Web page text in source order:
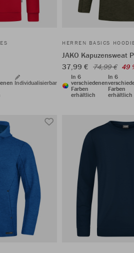
Individualisierbar
HERREN BASICS
JAKO Kapuzensweat
37,99 € 74,99 € 49
In 6
verschiedenen
Farben
erhältlich
In 6
Farben
erhältlich